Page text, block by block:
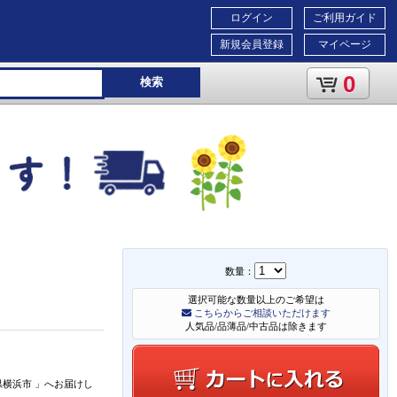
ご利用ガイド
マイページ
ログイン
新規会員登録
検索 0
数量：
選択可能な数量以上のご希望は
こちらからご相談いただけます
人気品/品薄品/中古品は除きます
横浜市 」 へお届けし